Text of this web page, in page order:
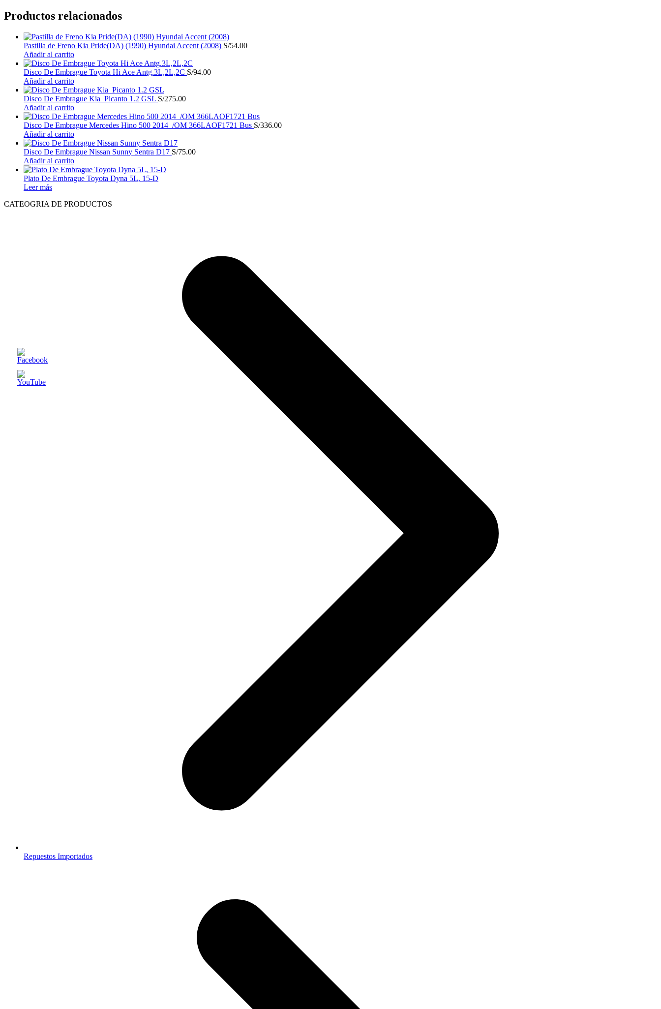
Productos relacionados
Pastilla de Freno Kia Pride(DA) (1990) Hyundai Accent (2008) S/54.00
Añadir al carrito
Disco De Embrague Toyota Hi Ace Antg.3L,2L,2C S/94.00
Añadir al carrito
Disco De Embrague Kia Picanto 1.2 GSL S/275.00
Añadir al carrito
Disco De Embrague Mercedes Hino 500 2014 /OM 366LAOF1721 Bus S/336.00
Añadir al carrito
Disco De Embrague Nissan Sunny Sentra D17 S/75.00
Añadir al carrito
Plato De Embrague Toyota Dyna 5L, 15-D
Leer más
CATEOGRIA DE PRODUCTOS
Repuestos Importados